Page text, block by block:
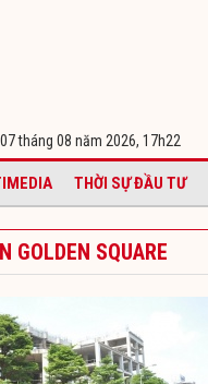
tháng 08 năm 2026, 17h22
THỜI SỰ ĐẦU TƯ
GOLDEN SQUARE